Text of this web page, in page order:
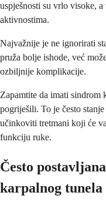
uspješnosti su vrlo visoke,
aktivnostima.
Najvažnije je ne ignorirati
pruža bolje ishode, već
ozbiljnije komplikacije.
Zapamtite da imati sindrom
pogriješili. To je često
učinkoviti tretmani koji će
funkciju ruke.
Često
karpalnog tunela